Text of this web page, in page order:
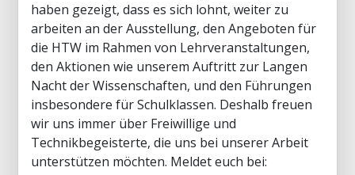
haben gezeigt, dass es sich lohnt, weiter zu
arbeiten an der Ausstellung, den Angeboten für
die HTW im Rahmen von Lehrveranstaltungen,
den Aktionen wie unserem Auftritt zur Langen
Nacht der Wissenschaften, und den Führungen
insbesondere für Schulklassen. Deshalb freuen
wir uns immer über Freiwillige und
Technikbegeisterte, die uns bei unserer Arbeit
unterstützen möchten. Meldet euch bei: